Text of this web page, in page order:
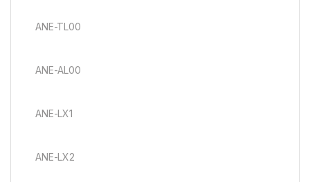
ANE-TL00
ANE-AL00
ANE-LX1
ANE-LX2